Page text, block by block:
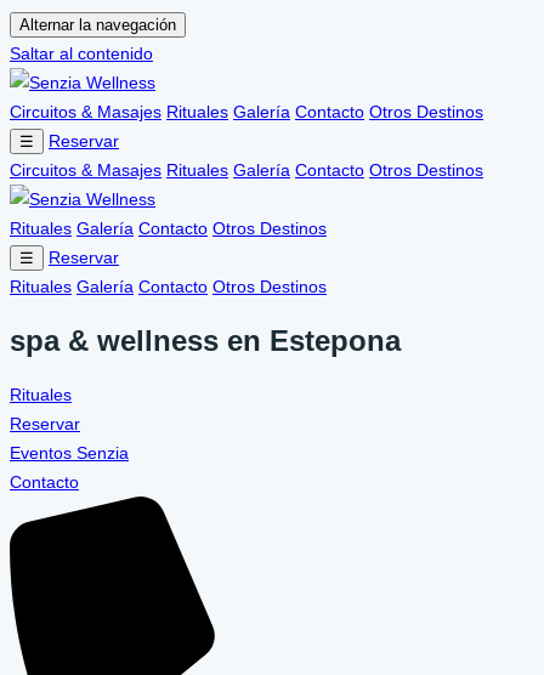
Alternar la navegación
Saltar al contenido
Circuitos & Masajes Rituales Galería Contacto Otros Destinos
☰
Reservar
Circuitos & Masajes Rituales Galería Contacto Otros Destinos
Rituales Galería Contacto Otros Destinos
☰
Reservar
Rituales Galería Contacto Otros Destinos
spa & wellness en Estepona
Rituales
Reservar
Eventos Senzia
Contacto